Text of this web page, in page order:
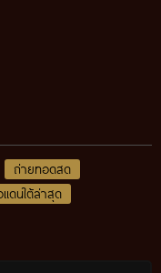
ถ่ายทอดสด
ดนใต้ล่าสุด